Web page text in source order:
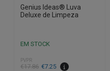
Genius Ideas® Luva
Deluxe de Limpeza
EM STOCK
PVPR
€17.86
O
€7.25
O